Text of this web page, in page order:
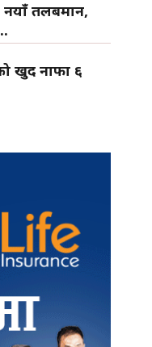
नयाँ तलबमान,
खुद नाफा ६